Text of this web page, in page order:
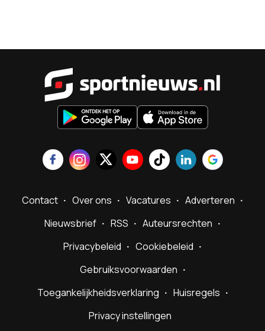
Contact Over ons Vacatures
Adverteren
Nieuwsbrief
RSS
Auteursrechten
Privacybeleid
Cookiebeleid
Gebruiksvoorwaarden
Toegankelijkheidsverklaring
Huisregels
Privacy instellingen